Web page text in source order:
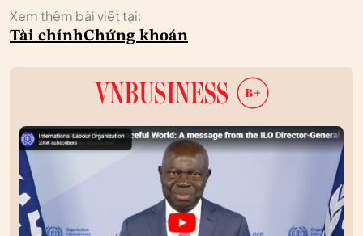
Xem thêm bài viết tại:
Tài chínhChứng khoán